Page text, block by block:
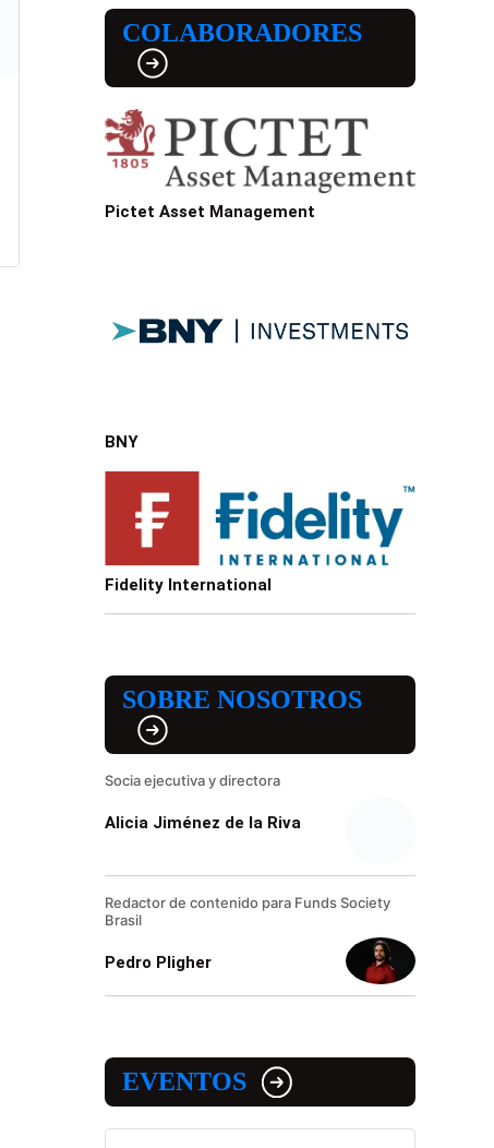
COLABORADORES
Pictet Asset Management
BNY
Fidelity International
SOBRE NOSOTROS
Socia ejecutiva y directora
Alicia Jiménez de la Riva
Redactor de contenido para Funds Society
Brasil
Pedro Pligher
EVENTOS